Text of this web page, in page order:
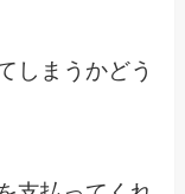
しまうかどう